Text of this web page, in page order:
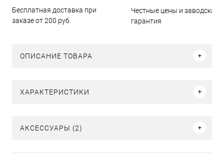
Бесплатная доставка при
заказе от 200 руб.
Честные цены и заводская
гарантия
ОПИСАНИЕ ТОВАРА
ХАРАКТЕРИСТИКИ
АКСЕССУАРЫ (2)